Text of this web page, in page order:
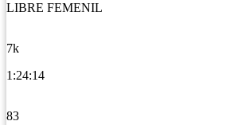
LIBRE FEMENIL
7k
1:24:14
83